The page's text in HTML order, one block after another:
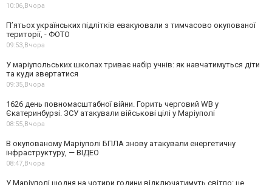
10:06,Вчора
П’ятьох українських підлітків евакуювали з тимчасово окупованої
території, - ФОТО
09:53,Вчора
У маріупольських школах триває набір учнів: як навчатимуться діти
та куди звертатися
09:35,Вчора
1626 день повномасштабної війни. Горить черговий WB у
Єкатеринбурзі. ЗСУ атакували військові цілі у Маріуполі
08:55,Вчора
В окупованому Маріуполі БПЛА знову атакували енергетичну
інфраструктуру, — ВІДЕО
08:47,Вчора
У Маріуполі щодня на чотири години відключатимуть світло: це